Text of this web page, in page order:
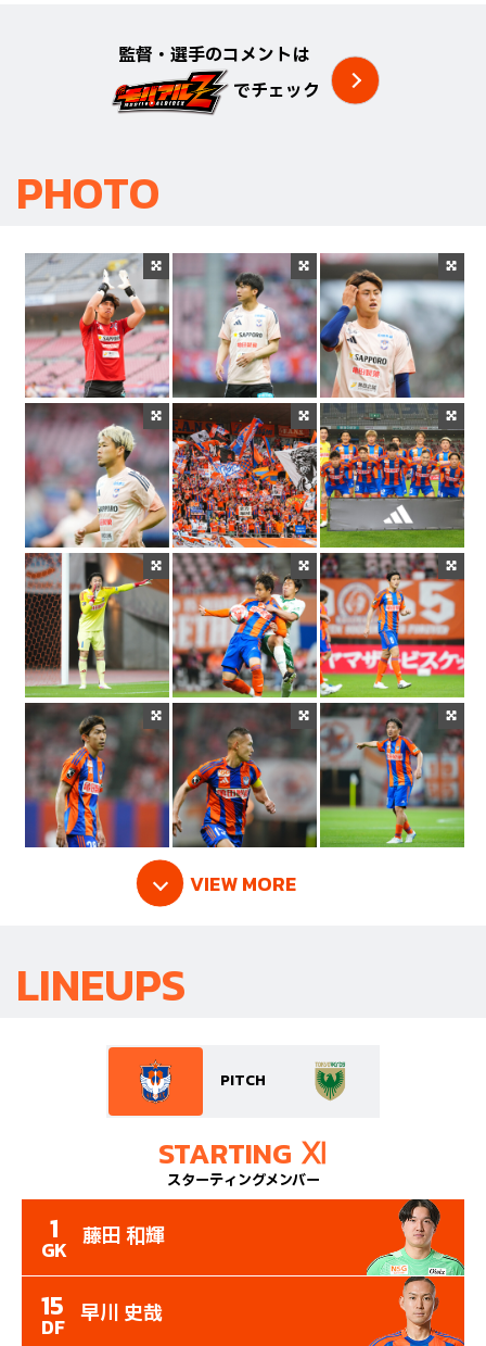
監督・選手のコメントは
でチェック
PHOTO
VIEW MORE
LINEUPS
PITCH
STARTING Ⅺ
スターティングメンバー
1
GK 藤田 和輝
15
DF 早川 史哉